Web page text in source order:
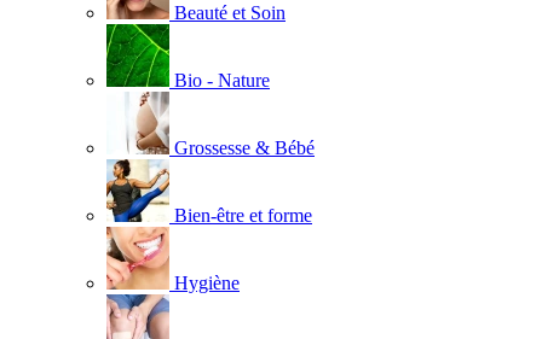
Beauté et Soin
Bio - Nature
Grossesse & Bébé
Bien-être et forme
Hygiène